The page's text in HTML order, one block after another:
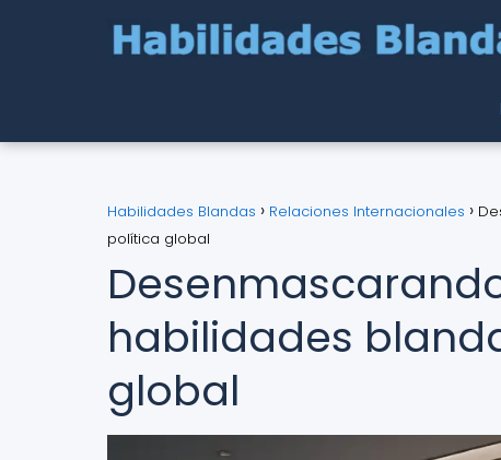
Habilidades Blandas Relaciones Internacionales
política global
habilidades
global